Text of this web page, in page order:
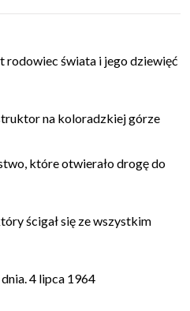
rodowiec świata i jego dziewięć
na koloradzkiej górze
które otwierało drogę do
ścigał się ze wszystkim
4 lipca 1964